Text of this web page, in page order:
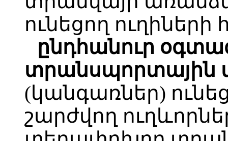
ունեցող ուղիների
ընդհանուր
տրանսպորտային
(կանգառներ)
շարժվող